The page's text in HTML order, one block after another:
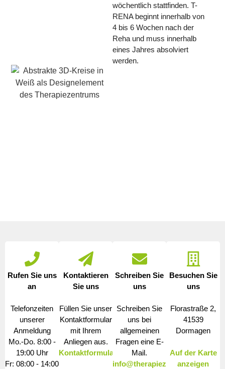
wöchentlich stattfinden. T-
RENA beginnt innerhalb von
4 bis 6 Wochen nach der
Reha und muss innerhalb
eines Jahres absolviert
werden.
Rufen Sie uns
an
Telefonzeiten
unserer
Anmeldung
Mo.-Do. 8:00 -
19:00 Uhr
Fr: 08:00 - 14:00
Kontaktieren
Sie uns
Füllen Sie unser
Kontaktformular
mit Ihrem
Anliegen aus.
Kontaktformular
Schreiben Sie
uns
Schreiben Sie
uns bei
allgemeinen
Fragen eine E-
Mail.
info@therapiezentrum-
Besuchen Sie
uns
Florastraße 2,
41539
Dormagen
Auf der Karte
anzeigen